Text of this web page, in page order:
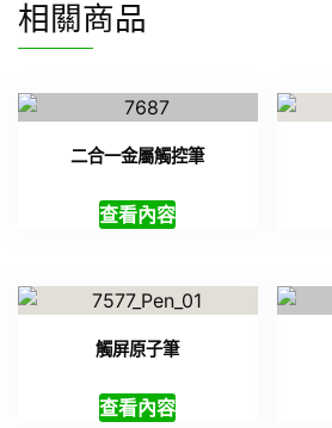
相關商品
二合一金屬觸控筆
查看內容
觸屏原子筆
查看內容